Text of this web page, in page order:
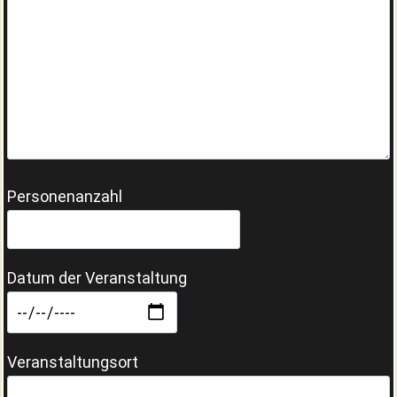
Personenanzahl
Datum der Veranstaltung
Veranstaltungsort